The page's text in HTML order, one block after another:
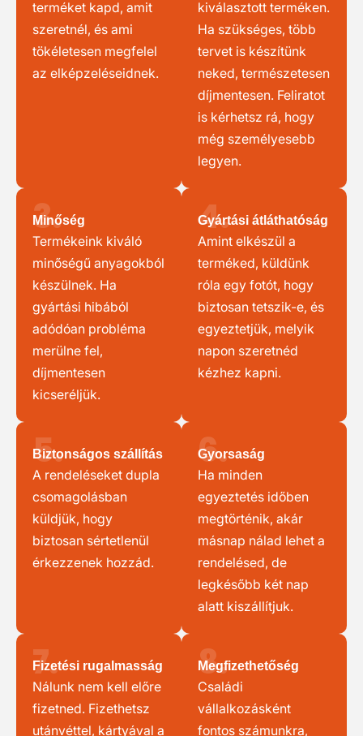
terméket kapd, amit
szeretnél, és ami
tökéletesen megfelel
az elképzeléseidnek.
kiválasztott terméken.
Ha szükséges, több
tervet is készítünk
neked, természetesen
díjmentesen. Feliratot
is kérhetsz rá, hogy
még személyesebb
legyen.
3.
Minőség
Termékeink kiváló
minőségű anyagokból
készülnek. Ha
gyártási hibából
adódóan probléma
merülne fel,
díjmentesen
kicseréljük.
4.
Gyártási átláthatóság
Amint elkészül a
terméked, küldünk
róla egy fotót, hogy
biztosan tetszik-e, és
egyeztetjük, melyik
napon szeretnéd
kézhez kapni.
5.
Biztonságos szállítás
A rendeléseket dupla
csomagolásban
küldjük, hogy
biztosan sértetlenül
érkezzenek hozzád.
6.
Gyorsaság
Ha minden
egyeztetés időben
megtörténik, akár
másnap nálad lehet a
rendelésed, de
legkésőbb két nap
alatt kiszállítjuk.
7.
Fizetési rugalmasság
Nálunk nem kell előre
fizetned. Fizethetsz
utánvéttel, kártyával a
8.
Megfizethetőség
Családi
vállalkozásként
fontos számunkra,